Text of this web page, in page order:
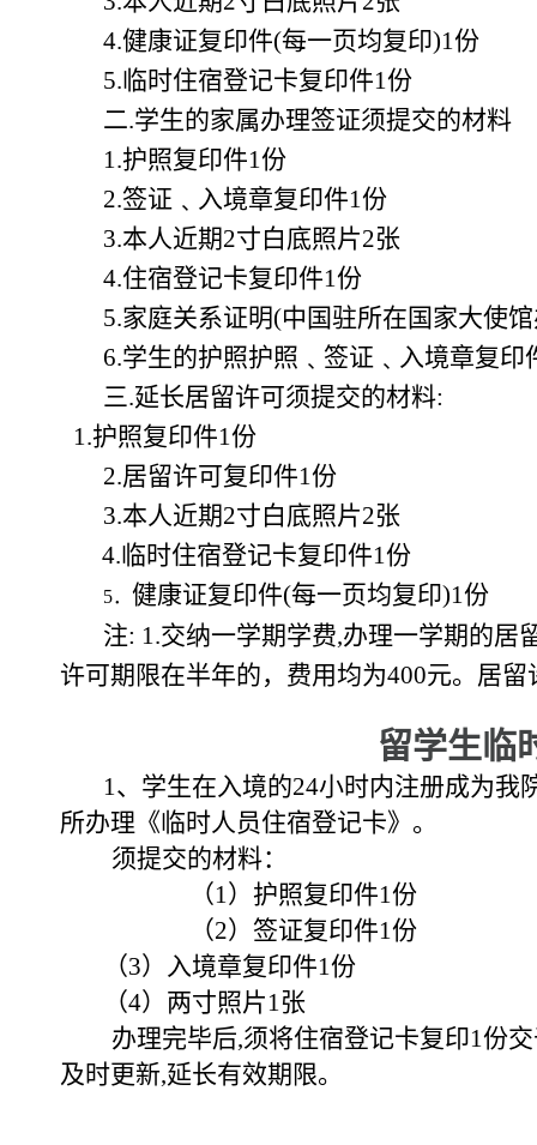
4.健康证复印件(每一页均复印)1份
5.临时住宿登记卡复印件1份
二.学生的家属办理签证须提交的材料
1.护照复印件1份
2.签证 ﹑ 入境章复印件1份
3.本人近期2寸白底照片2张
4.住宿登记卡复印件1份
5.家庭关系证明(中国驻所在国家大使
6.学生的护照护照 ﹑ 签证 ﹑ 入境章复印
三.延长居留许可须提交的材料:
1.护照复印件1份
2.居留许可复印件1份
3.本人近期2寸白底照片2张
4.临时住宿登记卡复印件1份
5． 健康证复印件(每一页均复印)1份
注: 1.交纳一学期学费,办理一学期的居
许可期限在半年的，费用均为400元。居留
留学生临
1、学生在入境的24小时内注册成为我
所办理《临时人员住宿登记卡》。
须提交的材料：
（1） 护照复印件1份
（2） 签证复印件1份
（3）入境章复印件1份
（4）两寸照片1张
办理完毕后,须将住宿登记卡复印1份
及时更新,延长有效期限。